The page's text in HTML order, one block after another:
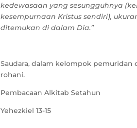
kedewasaan yang sesungguhnya
kesempurnaan Kristus sendiri),
ditemukan di dalam Dia.”
Saudara, dalam kelompok
rohani.
Pembacaan Alkitab Setahun
Yehezkiel 13-15